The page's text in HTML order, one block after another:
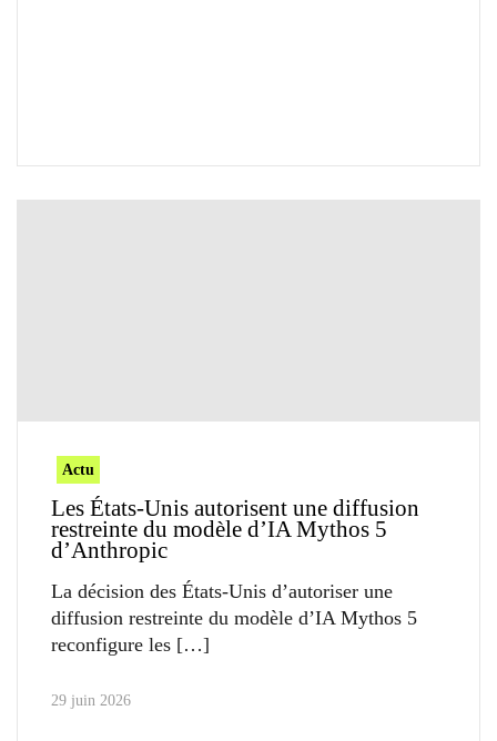
Actu
Les États-Unis autorisent une diffusion
restreinte du modèle d’IA Mythos 5
d’Anthropic
La décision des États-Unis d’autoriser une
diffusion restreinte du modèle d’IA Mythos 5
reconfigure les
29 juin 2026